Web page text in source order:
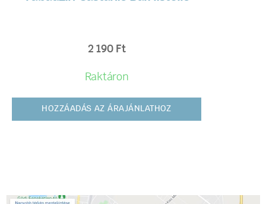
2 190 Ft
Raktáron
HOZZÁADÁS AZ ÁRAJÁNLATHOZ